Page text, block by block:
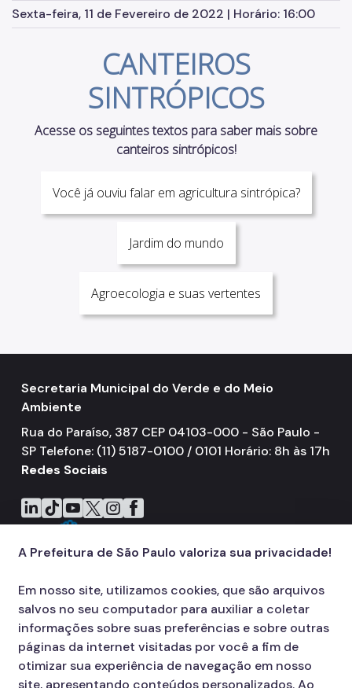
Sexta-feira, 11 de Fevereiro de 2022 | Horário: 16:00
CANTEIROS
SINTRÓPICOS
Acesse os seguintes textos para saber mais sobre
canteiros sintrópicos!
Você já ouviu falar em agricultura sintrópica?
Jardim do mundo
Agroecologia e suas vertentes
Secretaria Municipal do Verde e do Meio
Ambiente
Rua do Paraíso, 387 CEP 04103-000 - São Paulo -
SP Telefone: (11) 5187-0100 / 0101 Horário: 8h às 17h
Redes Sociais
Icone do LinkedIn
Icone do TikTok
Icone do YouTube
Icone do X
Icone do Instagram
Icone do Facebook
A Prefeitura de São Paulo valoriza sua privacidade!
Em nosso site, utilizamos cookies, que são arquivos
salvos no seu computador para auxiliar a coletar
informações sobre suas preferências e sobre outras
páginas da internet visitadas por você a fim de
otimizar sua experiência de navegação em nosso
site, apresentando conteúdos personalizados. Ao